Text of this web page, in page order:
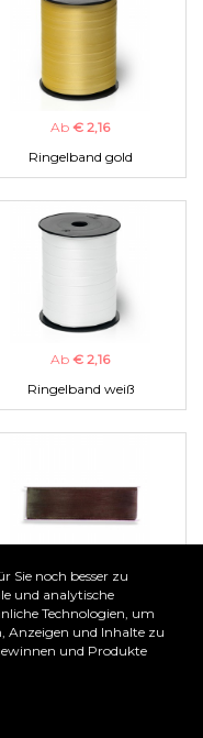
Ab € 2,16
Ringelband gold
Ab € 2,16
Ringelband weiß
Ab€ 1,00
Organzaband braun
Sie noch besser zu
und analytische
Technologien, um
Anzeigen und Inhalte zu
und Produkte